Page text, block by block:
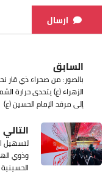
ارسال
السابق
بالصور: من صحراء ذي قار
الزهراء (ع) يتحدى حرارة
إلى مرقد الإمام الحسين (ع)
التالي
لتسهيل
وذوي